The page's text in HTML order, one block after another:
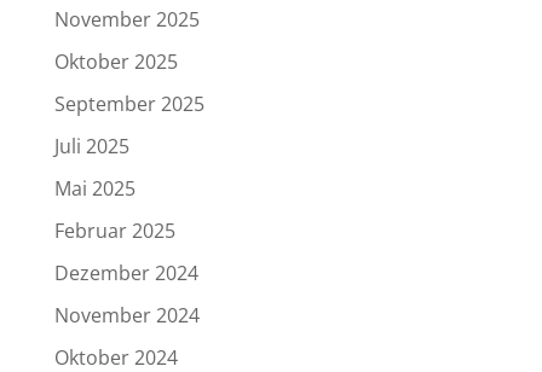
November 2025
Oktober 2025
September 2025
Juli 2025
Mai 2025
Februar 2025
Dezember 2024
November 2024
Oktober 2024